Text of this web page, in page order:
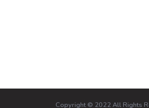
Copyright © 2022 All Rights